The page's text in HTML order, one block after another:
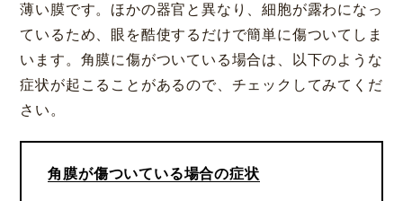
薄い膜です。ほかの器官と異なり、細胞が露わになっ
ているため、眼を酷使するだけで簡単に傷ついてしま
います。角膜に傷がついている場合は、以下のような
症状が起こることがあるので、チェックしてみてくだ
さい。
角膜が傷ついている場合の症状
CLOSE